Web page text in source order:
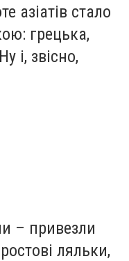
азіатів стало
грецька,
і, звісно,
– привезли
ляльки,